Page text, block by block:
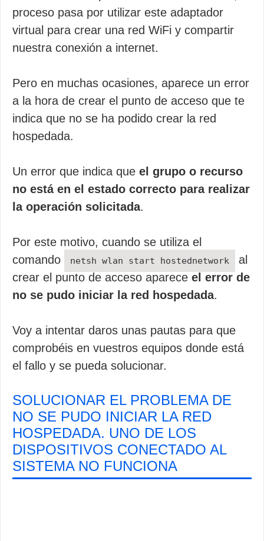
proceso pasa por utilizar este adaptador
virtual para crear una red WiFi y compartir
nuestra conexión a internet.
Pero en muchas ocasiones, aparece un error
a la hora de crear el punto de acceso que te
indica que no se ha podido crear la red
hospedada.
Un error que indica que el grupo o recurso
no está en el estado correcto para realizar
la operación solicitada.
Por este motivo, cuando se utiliza el
comando
netsh wlan start hostednetwork
al
crear el punto de acceso aparece el error de
no se pudo iniciar la red hospedada.
Voy a intentar daros unas pautas para que
comprobéis en vuestros equipos donde está
el fallo y se pueda solucionar.
SOLUCIONAR EL PROBLEMA DE
NO SE PUDO INICIAR LA RED
HOSPEDADA. UNO DE LOS
DISPOSITIVOS CONECTADO AL
SISTEMA NO FUNCIONA